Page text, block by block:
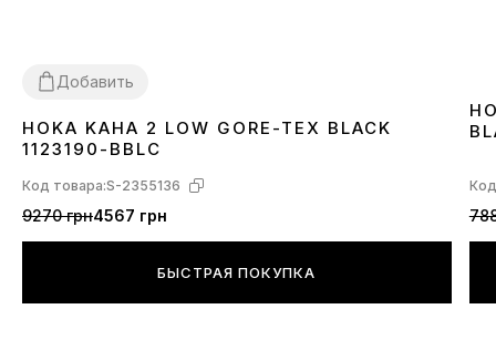
Добавить
41 4344
HOKA KAHA 2 LOW GORE-TEX BLACK
1123190-BBLC
Код товара:S-2355136
9270 грн4567 грн
БЫСТРАЯ ПОКУПКА